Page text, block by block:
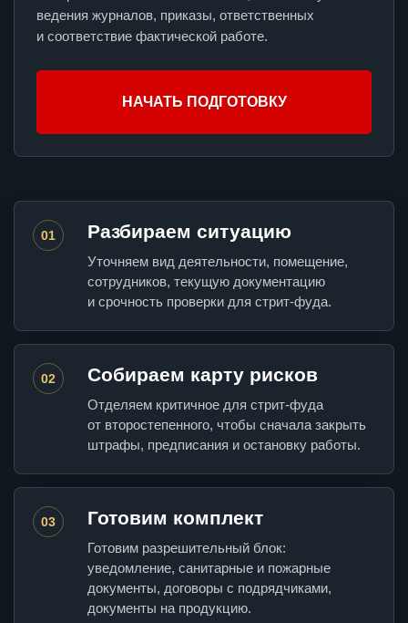
ведения журналов, приказы, ответственных
и соответствие фактической работе.
НАЧАТЬ ПОДГОТОВКУ
01 Разбираем ситуацию
Уточняем вид деятельности, помещение,
сотрудников, текущую документацию
и срочность проверки для стрит-фуда.
02 Собираем карту рисков
Отделяем критичное для стрит-фуда
от второстепенного, чтобы сначала закрыть
штрафы, предписания и остановку работы.
03 Готовим комплект
Готовим разрешительный блок:
уведомление, санитарные и пожарные
документы, договоры с подрядчиками,
документы на продукцию.